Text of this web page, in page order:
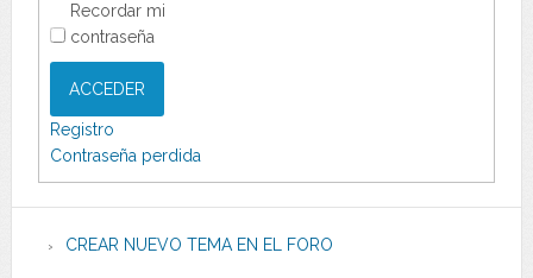
Recordar mi
contraseña
ACCEDER
Registro
Contraseña perdida
CREAR NUEVO TEMA EN EL FORO